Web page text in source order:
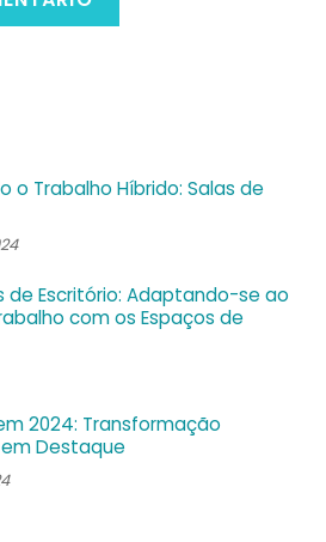
o Trabalho Híbrido: Salas de
de Escritório: Adaptando-se ao
com os Espaços de
2024: Transformação
Destaque